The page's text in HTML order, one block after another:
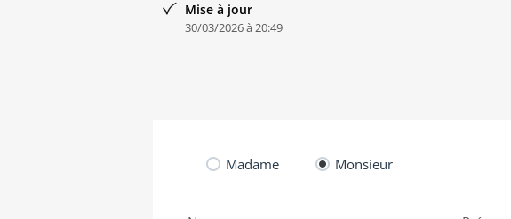
Mise à jour
30/03/2026 à 20:49
Madame Monsieur